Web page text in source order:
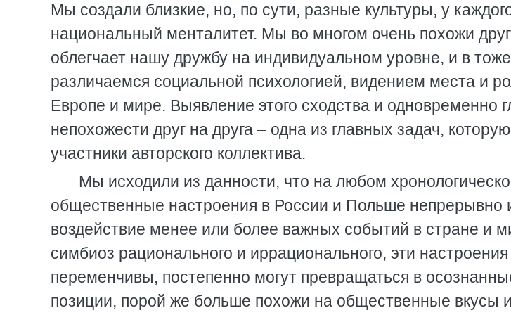
Мы создали близкие, но, по сути, разные культуры, у
национальный менталитет. Мы во многом очень похожи друг
облегчает нашу дружбу на индивидуальном уровне, и в
различаемся социальной психологией, видением места и
Европе и мире. Выявление этого сходства и одновременно
непохожести друг на друга – одна из главных задач,
участники авторского коллектива.
Мы исходили из данности, что на любом
общественные настроения в России и Польше непрерывно
воздействие менее или более важных событий в стране и
симбиоз рационального и иррационального, эти
переменчивы, постепенно могут превращаться в
позиции, порой же больше похожи на общественные вкусы